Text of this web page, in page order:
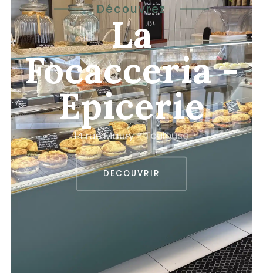
Découvrez
La
Focacceria -
Epicerie
14rueMaury-Toulouse
DECOUVRIR